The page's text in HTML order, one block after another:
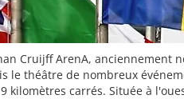
Cruijff ArenA, anciennement
le théâtre de nombreux
kilomètres carrés. Située à